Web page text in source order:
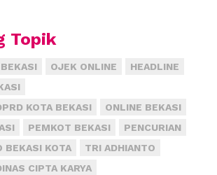
Topik
OJEK ONLINE
HEADLINE
KOTA BEKASI
ONLINE BEKASI
PEMKOT BEKASI
PENCURIAN
BEKASI KOTA
TRI ADHIANTO
CIPTA KARYA